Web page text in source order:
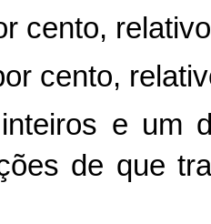
cento,
cento,
e um
de que